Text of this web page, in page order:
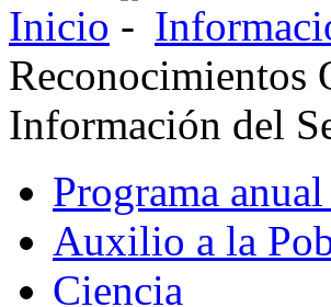
Inicio
Reconocimientos
Información del
Programa
Auxilio a la
Ciencia